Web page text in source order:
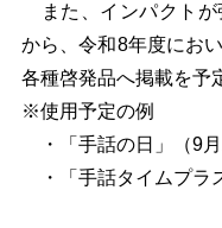
また、インパクトが
から、令和8年度にお
各種啓発品へ掲載を予
※使用予定の例
・「手話の日」（9
・「手話タイムプラ